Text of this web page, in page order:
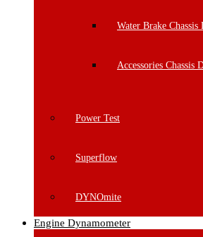
Water Brake Chassis
Accessories Chassis
Power Test
Superflow
DYNOmite
Engine Dynamometer